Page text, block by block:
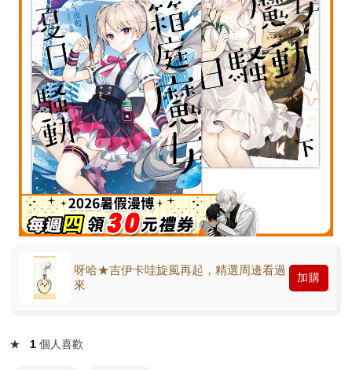
呀哈★吉伊卡哇旋風再起，精選周邊看過
來
加購
★ 1 個人喜歡